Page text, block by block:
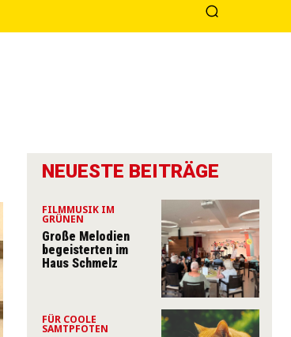
NEUESTE BEITRÄGE
FILMMUSIK IM
GRÜNEN
Große Melodien
begeisterten im
Haus Schmelz
FÜR COOLE
SAMTPFOTEN